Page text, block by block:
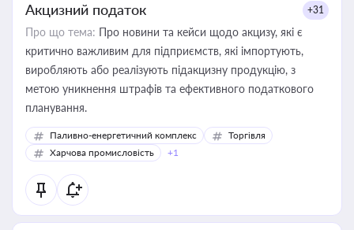
Акцизний податок +31
Про що тема: Про новини та кейси щодо акцизу, які є
критично важливим для підприємств, які імпортують,
виробляють або реалізують підакцизну продукцію, з
метою уникнення штрафів та ефективного податкового
планування.
Паливно-енергетичний комплекс
Торгівля
Харчова промисловість
+1